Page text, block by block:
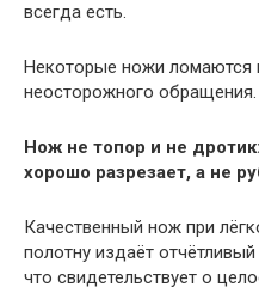
всегда есть.
Некоторые ножи ломаются
неосторожного обращения.
Нож не топор и не
хорошо разрезает, а не
Качественный нож при
полотну издаёт
что свидетельствует о